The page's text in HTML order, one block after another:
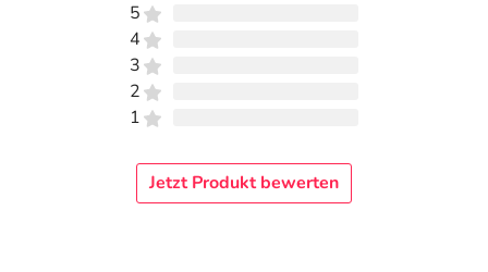
5
4
3
2
1
Jetzt Produkt bewerten